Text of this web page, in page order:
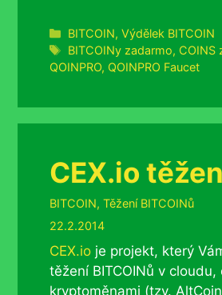
Rubriky
BITCOIN,Výdělek BITCOIN
Štítky
BITCOINy zadarmo, COINS
QOINPRO, QOINPRO Faucet
CEX.io
Rubriky
BITCOIN, Těžení BITCOINů
22.2.2014
CEX.io je projekt, který
těžení BITCOINů v
kryptoměnami (tzv.